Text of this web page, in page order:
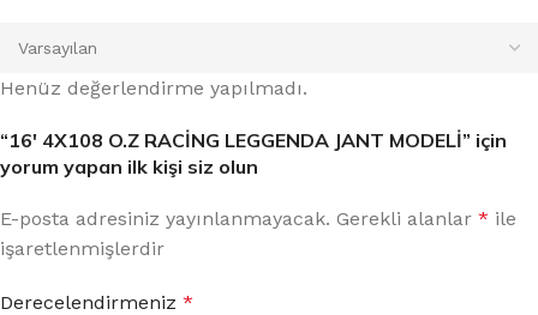
Henüz değerlendirme yapılmadı.
“16′ 4X108 O.Z RACİNG LEGGENDA JANT MODELİ” için
yorum yapan ilk kişi siz olun
E-posta adresiniz yayınlanmayacak. Gerekli alanlar * ile
işaretlenmişlerdir
Derecelendirmeniz *